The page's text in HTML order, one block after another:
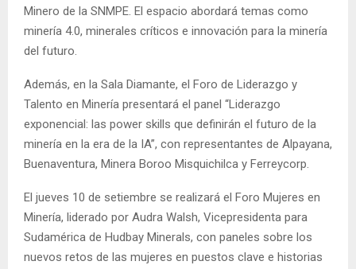
Minero de la SNMPE. El espacio abordará temas como
minería 4.0, minerales críticos e innovación para la minería
del futuro.
Además, en la Sala Diamante, el Foro de Liderazgo y
Talento en Minería presentará el panel “Liderazgo
exponencial: las power skills que definirán el futuro de la
minería en la era de la IA”, con representantes de Alpayana,
Buenaventura, Minera Boroo Misquichilca y Ferreycorp.
El jueves 10 de setiembre se realizará el Foro Mujeres en
Minería, liderado por Audra Walsh, Vicepresidenta para
Sudamérica de Hudbay Minerals, con paneles sobre los
nuevos retos de las mujeres en puestos clave e historias